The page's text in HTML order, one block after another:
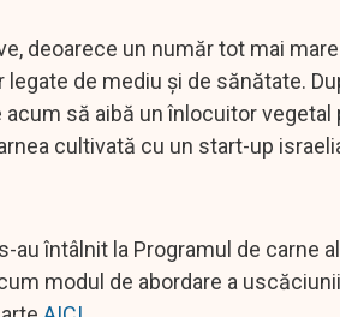
deoarece un număr tot mai
de mediu și de sănătate.
să aibă un înlocuitor
cultivată cu un start-up
întâlnit la Programul de carne
modul de abordare a